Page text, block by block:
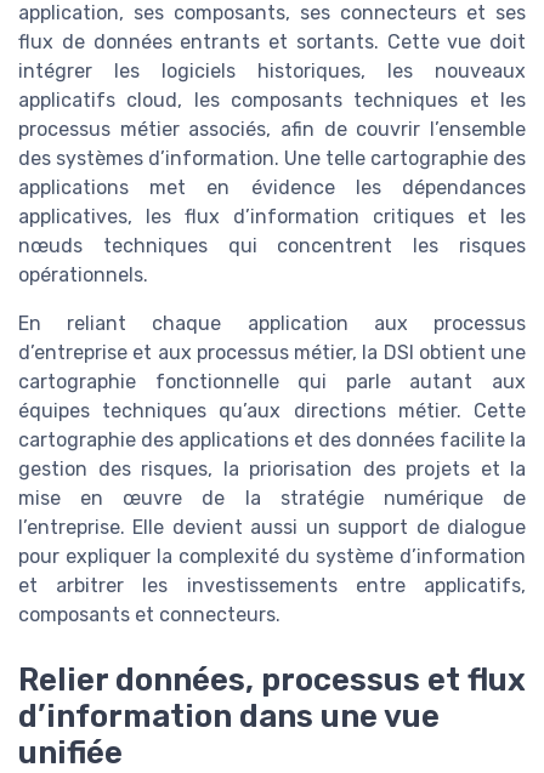
application, ses composants, ses connecteurs et ses
flux de données entrants et sortants. Cette vue doit
intégrer les logiciels historiques, les nouveaux
applicatifs cloud, les composants techniques et les
processus métier associés, afin de couvrir l’ensemble
des systèmes d’information. Une telle cartographie des
applications met en évidence les dépendances
applicatives, les flux d’information critiques et les
nœuds techniques qui concentrent les risques
opérationnels.
En reliant chaque application aux processus
d’entreprise et aux processus métier, la DSI obtient une
cartographie fonctionnelle qui parle autant aux
équipes techniques qu’aux directions métier. Cette
cartographie des applications et des données facilite la
gestion des risques, la priorisation des projets et la
mise en œuvre de la stratégie numérique de
l’entreprise. Elle devient aussi un support de dialogue
pour expliquer la complexité du système d’information
et arbitrer les investissements entre applicatifs,
composants et connecteurs.
Relier données, processus et flux
d’information dans une vue
unifiée